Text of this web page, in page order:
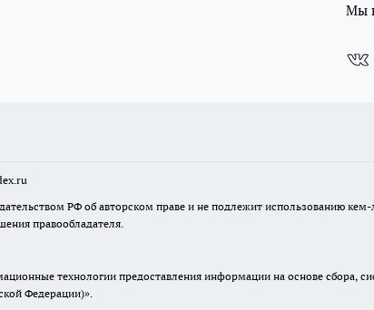
Мы
РФ об авторском праве и не подлежит использованию
правообладателя.
технологии предоставления информации на основе сбора,
Федерации)».